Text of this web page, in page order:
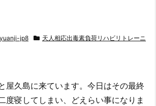
yuanji-jp8
天人相応出毒素負荷リハビリトレーニ
屋久島に来ています。今日はその最終
度寝してしまい、どえらい事になりま